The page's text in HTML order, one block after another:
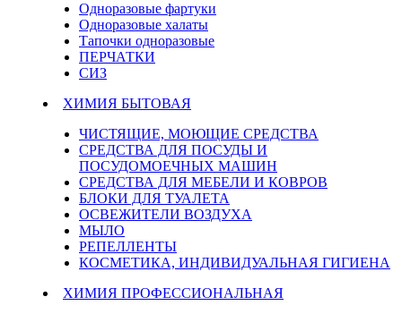
Одноразовые фартуки
Одноразовые халаты
Тапочки одноразовые
ПЕРЧАТКИ
СИЗ
ХИМИЯ БЫТОВАЯ
ЧИСТЯЩИЕ, МОЮЩИЕ СРЕДСТВА
СРЕДСТВА ДЛЯ ПОСУДЫ И
ПОСУДОМОЕЧНЫХ МАШИН
СРЕДСТВА ДЛЯ МЕБЕЛИ И КОВРОВ
БЛОКИ ДЛЯ ТУАЛЕТА
ОСВЕЖИТЕЛИ ВОЗДУХА
МЫЛО
РЕПЕЛЛЕНТЫ
КОСМЕТИКА, ИНДИВИДУАЛЬНАЯ ГИГИЕНА
ХИМИЯ ПРОФЕССИОНАЛЬНАЯ